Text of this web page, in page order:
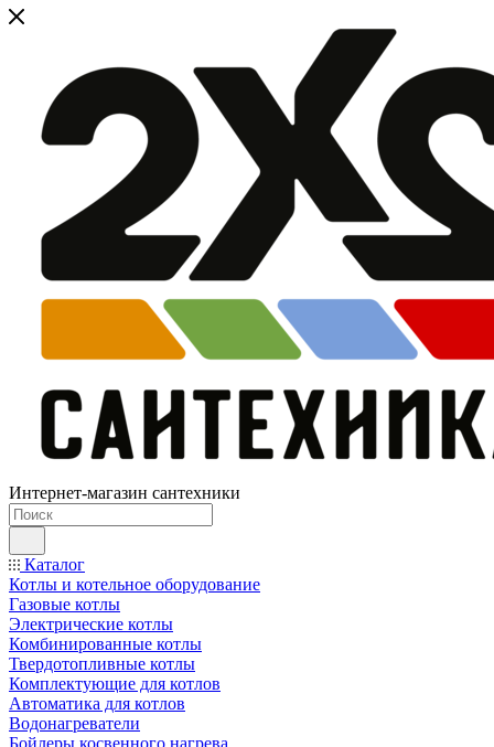
Интернет-магазин сантехники
Каталог
Котлы и котельное оборудование
Газовые котлы
Электрические котлы
Комбинированные котлы
Твердотопливные котлы
Комплектующие для котлов
Автоматика для котлов
Водонагреватели
Бойлеры косвенного нагрева